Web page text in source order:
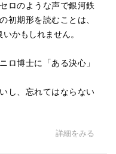
ロのような声で銀河鉄
初期形を読むことは、
かもしれません。
ロ博士に「ある決心」
し、忘れてはならない
詳細をみる